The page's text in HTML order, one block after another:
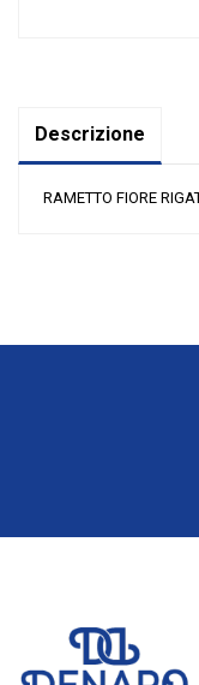
Descrizione
RAMETTO FIORE